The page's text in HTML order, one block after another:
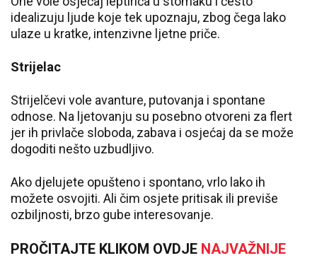
idealizuju ljude koje tek upoznaju, zbog čega lako
ulaze u kratke, intenzivne ljetne priče.
Strijelac
Strijelčevi vole avanture, putovanja i spontane
odnose. Na ljetovanju su posebno otvoreni za flert
jer ih privlače sloboda, zabava i osjećaj da se može
dogoditi nešto uzbudljivo.
Ako djelujete opušteno i spontano, vrlo lako ih
možete osvojiti. Ali čim osjete pritisak ili previše
ozbiljnosti, brzo gube interesovanje.
PROČITAJTE KLIKOM OVDJE NAJVAŽNIJE